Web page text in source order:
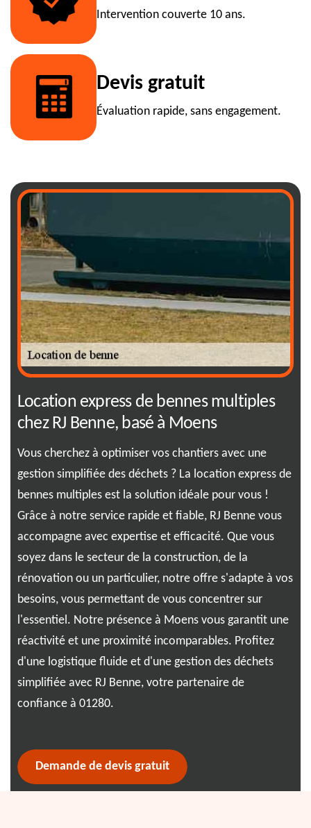
Intervention couverte 10 ans.
Devis gratuit
Évaluation rapide, sans engagement.
Location express de bennes multiples
chez RJ Benne, basé à Moens
Vous cherchez à optimiser vos chantiers avec une
gestion simplifiée des déchets ? La location express de
bennes multiples est la solution idéale pour vous !
Grâce à notre service rapide et fiable, RJ Benne vous
accompagne avec expertise et efficacité. Que vous
soyez dans le secteur de la construction, de la
rénovation ou un particulier, notre offre s'adapte à vos
besoins, vous permettant de vous concentrer sur
l'essentiel. Notre présence à Moens vous garantit une
réactivité et une proximité incomparables. Profitez
d'une logistique fluide et d'une gestion des déchets
simplifiée avec RJ Benne, votre partenaire de
confiance à 01280.
Demande de devis gratuit